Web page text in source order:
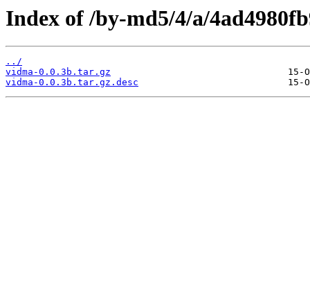
Index of /by-md5/4/a/
../
vidma-0.0.3b.tar.gz
vidma-0.0.3b.tar.gz.desc